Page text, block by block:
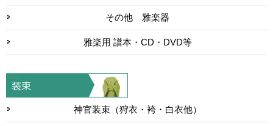
その他 雅楽器
雅楽用 譜本・CD・DVD等
神官装束（狩衣・袴・白衣他）